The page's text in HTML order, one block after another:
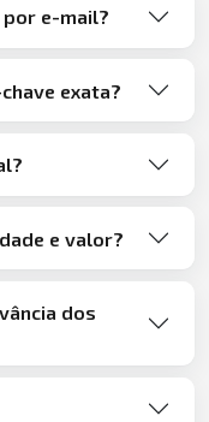
por e-mail?
exata?
e valor?
dos